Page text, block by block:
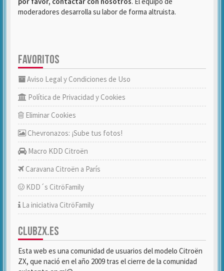
moderadores desarrolla su labor de forma altruista.
FAVORITOS
Aviso Legal y Condiciones de Uso
Política de Privacidad y Cookies
Eliminar Cookies
Chevronazos: ¡Sube tus fotos!
Macro KDD Citroën
Caravana Citroën a París
KDD´s CitröFamily
La iniciativa CitröFamily
CLUBZX.ES
Esta web es una comunidad de usuarios del modelo Citroën
ZX, que nació en el año 2009 tras el cierre de la comunidad